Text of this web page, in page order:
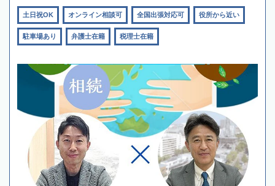
土日祝OK オンライン相談可 全国出張対応可 役所から近い
駐車場あり 弁護士在籍 税理士在籍